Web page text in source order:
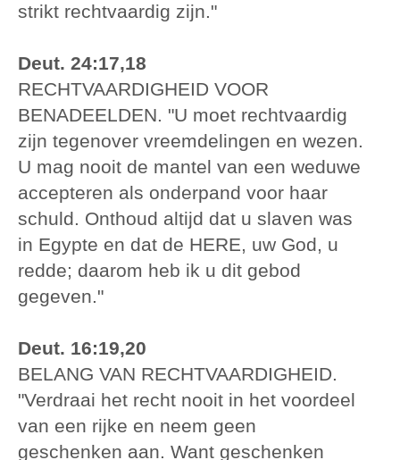
strikt rechtvaardig zijn."
Deut. 24:17,18
RECHTVAARDIGHEID VOOR
BENADEELDEN. "U moet rechtvaardig
zijn tegenover vreemdelingen en wezen.
U mag nooit de mantel van een weduwe
accepteren als onderpand voor haar
schuld. Onthoud altijd dat u slaven was
in Egypte en dat de HERE, uw God, u
redde; daarom heb ik u dit gebod
gegeven."
Deut. 16:19,20
BELANG VAN RECHTVAARDIGHEID.
"Verdraai het recht nooit in het voordeel
van een rijke en neem geen
geschenken aan. Want geschenken